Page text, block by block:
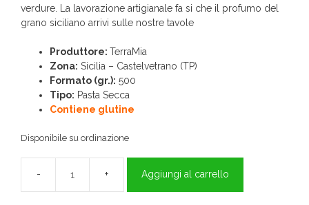
verdure. La lavorazione artigianale fa si che il profumo del
grano siciliano arrivi sulle nostre tavole
Produttore: TerraMia
Zona: Sicilia – Castelvetrano (TP)
Formato (gr.): 500
Tipo: Pasta Secca
Contiene glutine
Disponibile su ordinazione
Fusilli
di
Aggiungi al carrello